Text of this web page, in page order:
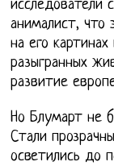
исследователи
анималист, что
на его
разыгранных
развитие
Но Блумарт не
Стали
осветились до